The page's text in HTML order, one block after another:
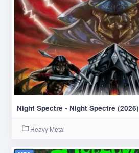
Night Spectre - Night Spectre (2026)
Heavy Metal